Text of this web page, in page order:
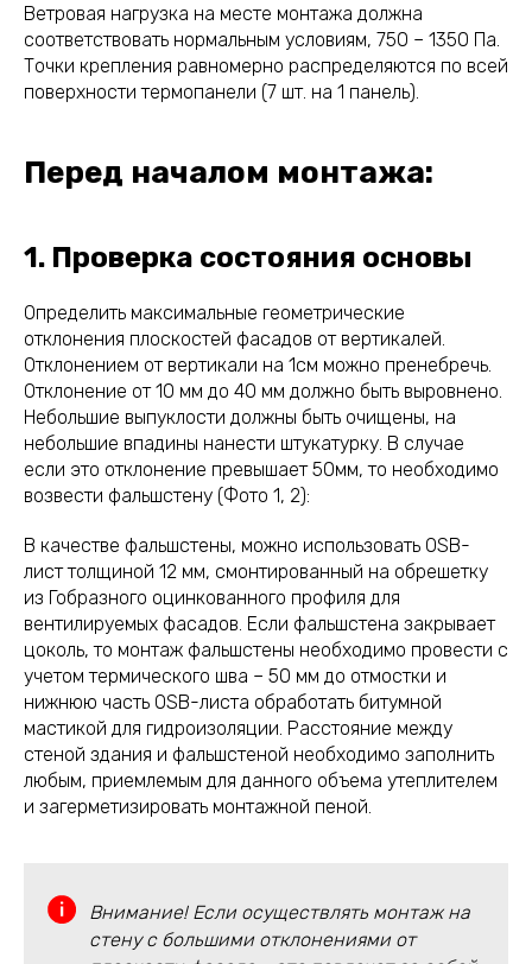
Ветровая нагрузка на месте монтажа должна
соответствовать нормальным условиям, 750 – 1350 Па.
Точки крепления равномерно распределяются по всей
поверхности термопанели (7 шт. на 1 панель).
Перед началом монтажа:
1. Проверка состояния основы
Определить максимальные геометрические
отклонения плоскостей фасадов от вертикалей.
Отклонением от вертикали на 1см можно пренебречь.
Отклонение от 10 мм до 40 мм должно быть выровнено.
Небольшие выпуклости должны быть очищены, на
небольшие впадины нанести штукатурку. В случае
если это отклонение превышает 50мм, то необходимо
возвести фальшстену (Фото 1, 2):
В качестве фальшстены, можно использовать OSB-
лист толщиной 12 мм, смонтированный на обрешетку
из Гобразного оцинкованного профиля для
вентилируемых фасадов. Если фальшстена закрывает
цоколь, то монтаж фальшстены необходимо провести с
учетом термического шва – 50 мм до отмостки и
нижнюю часть OSB-листа обработать битумной
мастикой для гидроизоляции. Расстояние между
стеной здания и фальшстеной необходимо заполнить
любым, приемлемым для данного объема утеплителем
и загерметизировать монтажной пеной.
Внимание! Если осуществлять монтаж на
стену с большими отклонениями от